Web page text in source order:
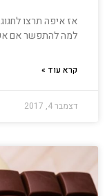
אז איפה תרצו
למה להתפשר אם
קרא עוד »
דצמבר 4, 2017